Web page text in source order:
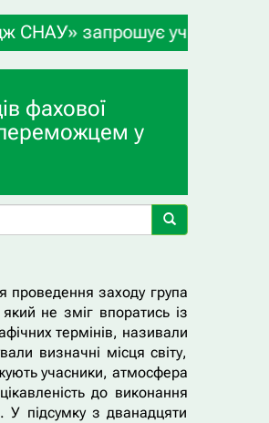
учнів 9-х та 11-х
фахової
переможцем у
проведення заходу група
не зміг впоратись із
термінів, називали
визначні місця світу,
учасники, атмосфера
до виконання
У підсумку з дванадцяти